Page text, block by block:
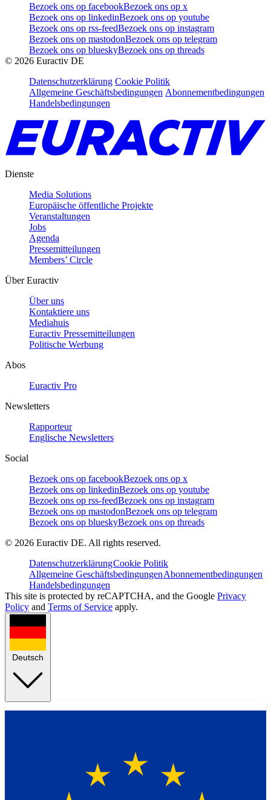
Bezoek ons op facebookBezoek ons op x
Bezoek ons op linkedinBezoek ons op youtube
Bezoek ons op rss-feedBezoek ons op instagram
Bezoek ons op mastodonBezoek ons op telegram
Bezoek ons op blueskyBezoek ons op threads
© 2026 Euractiv DE
Datenschutzerklärung Cookie Politik
Allgemeine Geschäftsbedingungen Abonnementbedingungen
Handelsbedingungen
Dienste
Media Solutions
Europäische öffentliche Projekte
Veranstaltungen
Jobs
Agenda
Pressemitteilungen
Members’ Circle
Über Euractiv
Über uns
Kontaktiere uns
Mediahuis
Euractiv Pressemitteilungen
Politische Werbung
Abos
Euractiv Pro
Newsletters
Rapporteur
Englische Newsletters
Social
Bezoek ons op facebookBezoek ons op x
Bezoek ons op linkedinBezoek ons op youtube
Bezoek ons op rss-feedBezoek ons op instagram
Bezoek ons op mastodonBezoek ons op telegram
Bezoek ons op blueskyBezoek ons op threads
© 2026 Euractiv DE. All rights reserved.
DatenschutzerklärungCookie Politik
Allgemeine GeschäftsbedingungenAbonnementbedingungen
Handelsbedingungen
This site is protected by reCAPTCHA, and the Google Privacy
Policy and Terms of Service apply.
Deutsch